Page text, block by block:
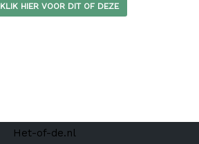
KLIK HIER VOOR DIT OF DEZE
Het-of-de.nl